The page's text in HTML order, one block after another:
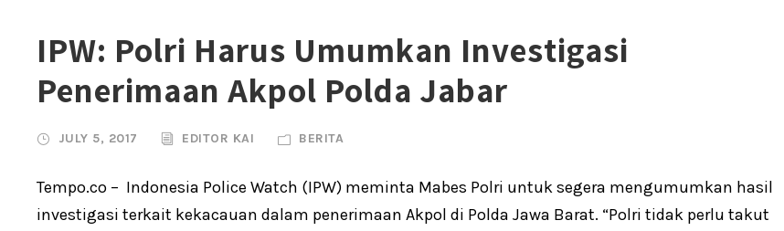
IPW: Polri Harus Umumkan Investigasi
Penerimaan Akpol Polda Jabar
JULY 5, 2017 EDITOR KAI BERITA
Tempo.co – Indonesia Police Watch (IPW) meminta Mabes Polri untuk segera mengumumkan hasil
investigasi terkait kekacauan dalam penerimaan Akpol di Polda Jawa Barat. “Polri tidak perlu takut